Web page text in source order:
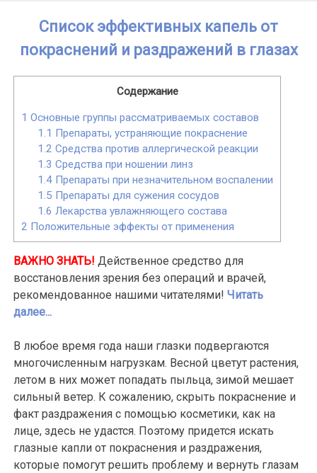
Список эффективных капель от
покраснений и раздражений в глазах
Содержание
1 Основные группы рассматриваемых составов
1.1
Препараты, устраняющие покраснение
1.2 Средства против аллергической реакции
1.3 Средства при ношении линз
1.4Препараты при незначительном воспалении
1.5 Препараты для сужения сосудов
1.6 Лекарства увлажняющего состава
2 Положительные эффекты от применения
ВАЖНО ЗНАТЬ! Действенное средство для
восстановления зрения без операций и врачей,
рекомендованное нашими читателями!Читать
далее...
В любое время года наши глазки подвергаются
многочисленным нагрузкам. Весной цветут растения,
летом в них может попадать пыльца, зимой мешает
сильный ветер. К сожалению, скрыть покраснение и
факт раздражения с помощью косметики, как на
лице, здесь не удастся. Поэтому придется искать
глазные капли от покраснения и раздражения,
которые помогут решить проблему и вернуть глазам